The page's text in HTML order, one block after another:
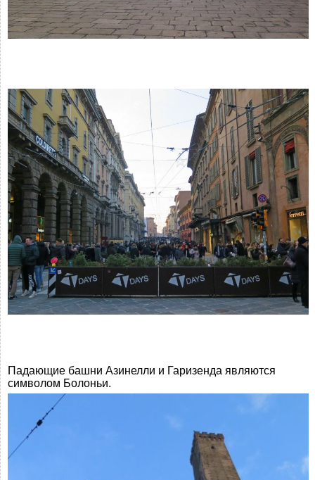
Падающие башни Азинелли и Гаризенда являются
символом Болоньи.